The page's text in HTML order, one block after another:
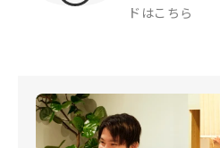
ドはこちら